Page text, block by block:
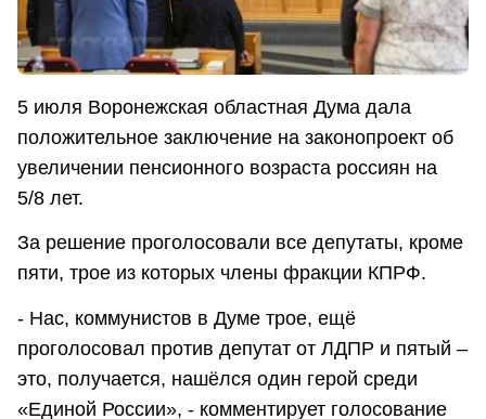
5 июля Воронежская областная Дума дала
положительное заключение на законопроект об
увеличении пенсионного возраста россиян на
5/8 лет.
За решение проголосовали все депутаты, кроме
пяти, трое из которых члены фракции КПРФ.
- Нас, коммунистов в Думе трое, ещё
проголосовал против депутат от ЛДПР и пятый –
это, получается, нашёлся один герой среди
«Единой России», - комментирует голосование